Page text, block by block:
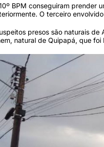
BPM conseguiram prender
O terceiro
presos são naturais
natural de Quipapá, que foi